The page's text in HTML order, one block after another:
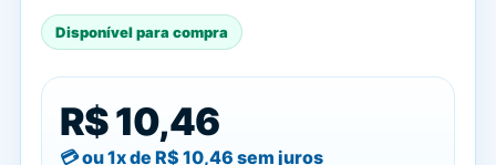
Disponível para compra
R$ 10,46
ou 1x de R$ 10,46 sem juros